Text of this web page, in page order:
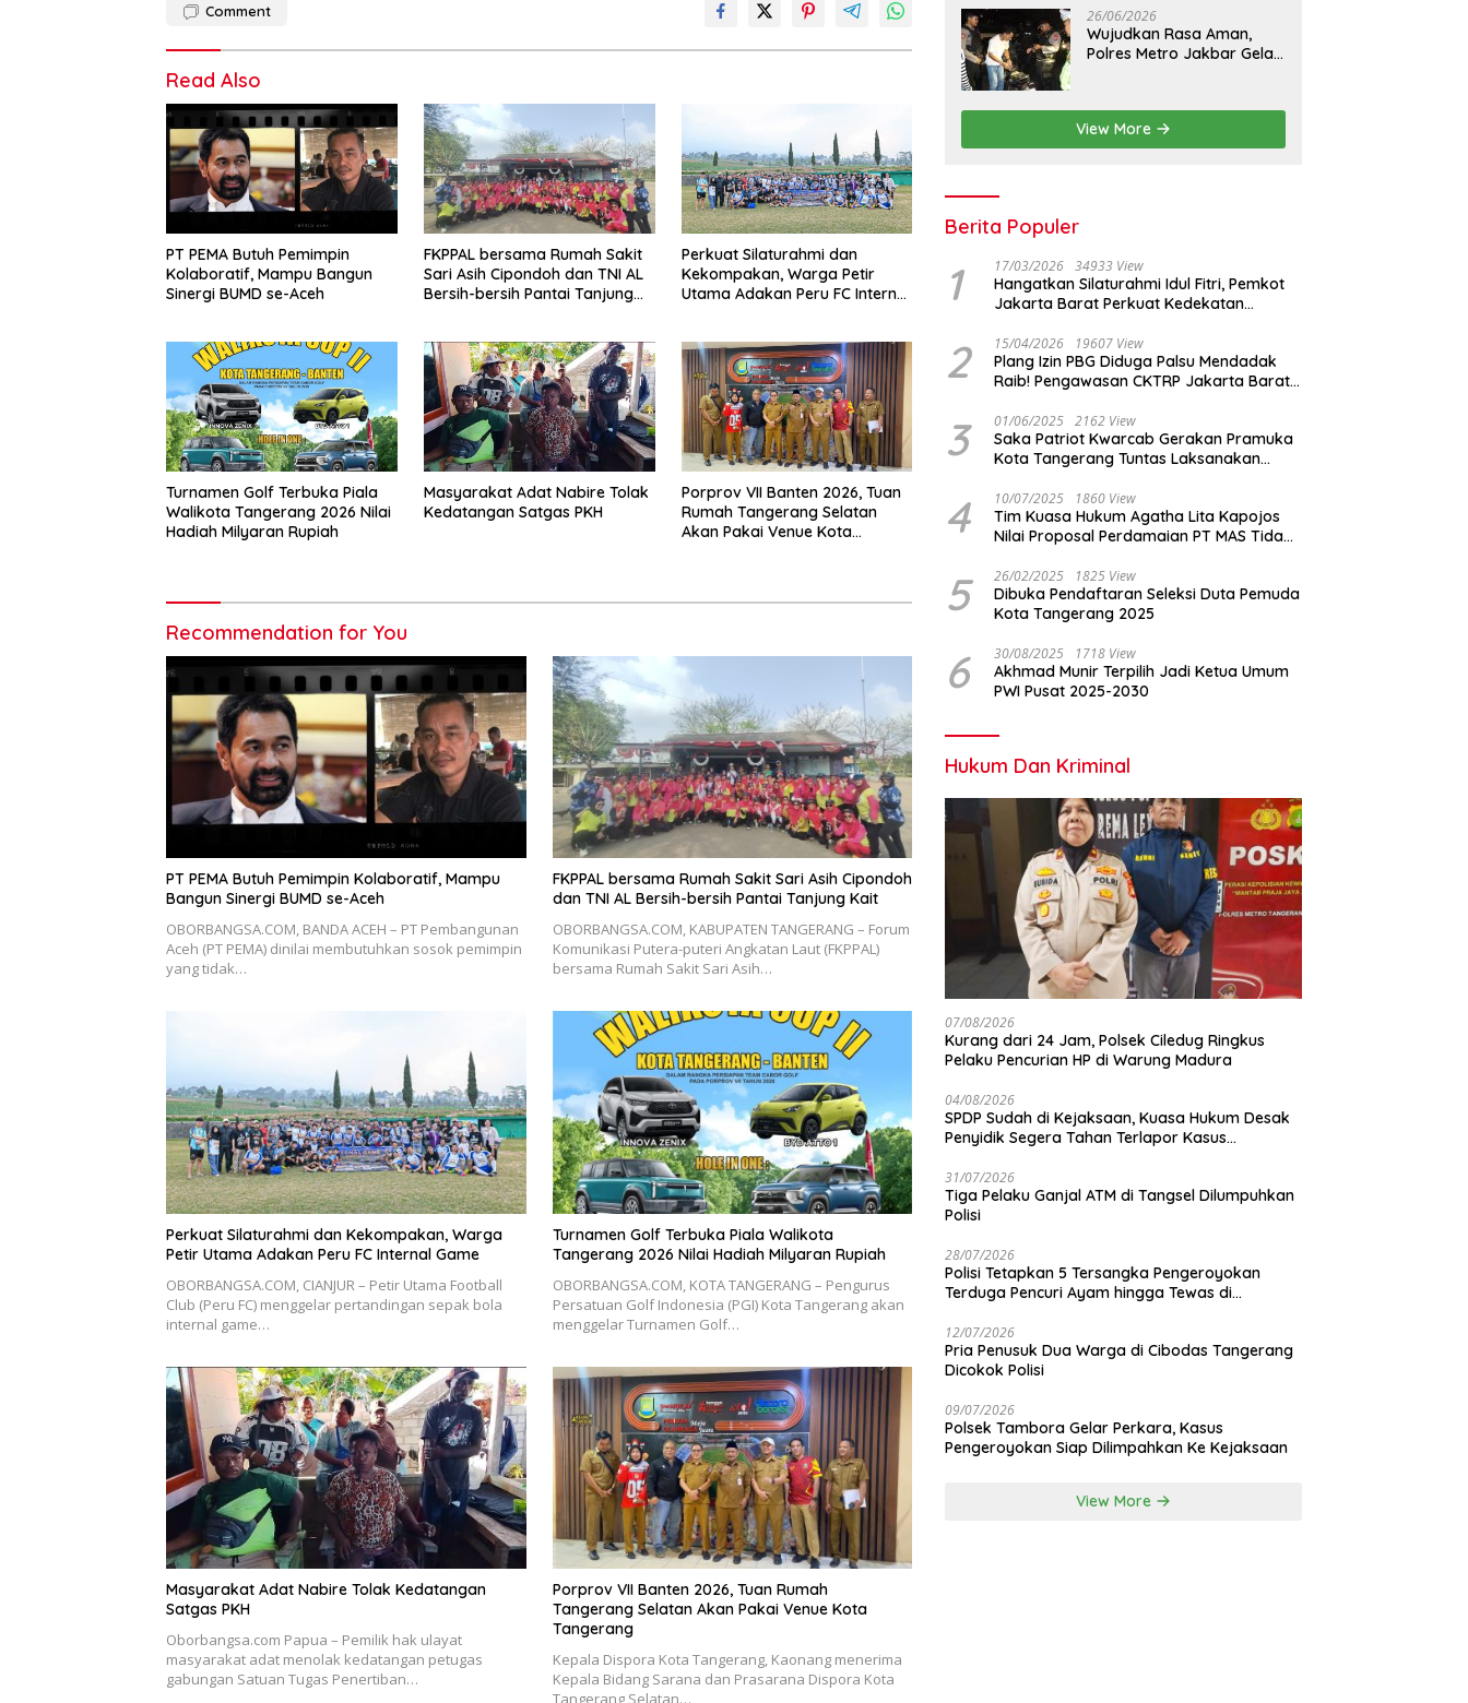
Comment
Read Also
PT PEMA Butuh Pemimpin
Kolaboratif, Mampu Bangun
Sinergi BUMD se-Aceh
FKPPAL bersama Rumah Sakit
Sari Asih Cipondoh dan TNI AL
Bersih-bersih Pantai Tanjung
Perkuat Silaturahmi dan
Kekompakan, Warga Petir
Utama Adakan Peru FC Internal
Turnamen Golf Terbuka Piala
Walikota Tangerang 2026 Nilai
Hadiah Milyaran Rupiah
Masyarakat Adat Nabire Tolak
Kedatangan Satgas PKH
Porprov VII Banten 2026, Tuan
Rumah Tangerang Selatan
Akan Pakai Venue Kota
Recommendation for You
PT PEMA Butuh Pemimpin Kolaboratif, Mampu
Bangun Sinergi BUMD se-Aceh
OBORBANGSA.COM, BANDA ACEH – PT Pembangunan
Aceh (PT PEMA) dinilai membutuhkan sosok pemimpin
yang tidak…
FKPPAL bersama Rumah Sakit Sari Asih Cipondoh
dan TNI AL Bersih-bersih Pantai Tanjung Kait
OBORBANGSA.COM, KABUPATEN TANGERANG – Forum
Komunikasi Putera-puteri Angkatan Laut (FKPPAL)
bersama Rumah Sakit Sari Asih…
Perkuat Silaturahmi dan Kekompakan, Warga
Petir Utama Adakan Peru FC Internal Game
OBORBANGSA.COM, CIANJUR – Petir Utama Football
Club (Peru FC) menggelar pertandingan sepak bola
internal game…
Turnamen Golf Terbuka Piala Walikota
Tangerang 2026 Nilai Hadiah Milyaran Rupiah
OBORBANGSA.COM, KOTA TANGERANG – Pengurus
Persatuan Golf Indonesia (PGI) Kota Tangerang akan
menggelar Turnamen Golf…
Masyarakat Adat Nabire Tolak Kedatangan
Satgas PKH
Oborbangsa.com Papua – Pemilik hak ulayat
masyarakat adat menolak kedatangan petugas
gabungan Satuan Tugas Penertiban…
Porprov VII Banten 2026, Tuan Rumah
Tangerang Selatan Akan Pakai Venue Kota
Tangerang
Kepala Dispora Kota Tangerang, Kaonang menerima
Kepala Bidang Sarana dan Prasarana Dispora Kota
Tangerang Selatan…
Polri Menjaga Kamtibmas
26/06/2026
Wujudkan Rasa Aman,
Polres Metro Jakbar Gelar
View More
Berita Populer
1 17/03/2026 34933 View
Hangatkan Silaturahmi Idul Fitri, Pemkot
Jakarta Barat Perkuat Kedekatan
2 15/04/2026 19607 View
Plang Izin PBG Diduga Palsu Mendadak
Raib! Pengawasan CKTRP Jakarta Barat
3 01/06/2025 2162 View
Saka Patriot Kwarcab Gerakan Pramuka
Kota Tangerang Tuntas Laksanakan
4 10/07/2025 1860 View
Tim Kuasa Hukum Agatha Lita Kapojos
Nilai Proposal Perdamaian PT MAS Tidak
5 26/02/2025 1825 View
Dibuka Pendaftaran Seleksi Duta Pemuda
Kota Tangerang 2025
6 30/08/2025 1718 View
Akhmad Munir Terpilih Jadi Ketua Umum
PWI Pusat 2025-2030
Hukum Dan Kriminal
07/08/2026
Kurang dari 24 Jam, Polsek Ciledug Ringkus
Pelaku Pencurian HP di Warung Madura
04/08/2026
SPDP Sudah di Kejaksaan, Kuasa Hukum Desak
Penyidik Segera Tahan Terlapor Kasus
31/07/2026
Tiga Pelaku Ganjal ATM di Tangsel Dilumpuhkan
Polisi
28/07/2026
Polisi Tetapkan 5 Tersangka Pengeroyokan
Terduga Pencuri Ayam hingga Tewas di
12/07/2026
Pria Penusuk Dua Warga di Cibodas Tangerang
Dicokok Polisi
09/07/2026
Polsek Tambora Gelar Perkara, Kasus
Pengeroyokan Siap Dilimpahkan Ke Kejaksaan
View More